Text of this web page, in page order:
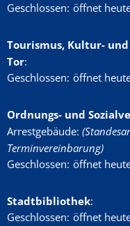
Klicken, um weitere
Geschlossen: öffnet
Tourismus, Kultur-
Tor:
Klicken, um weitere
Geschlossen: öffnet
Ordnungs- und
Arrestgebäude:
Terminvereinbarung)
Klicken, um weitere
Geschlossen: öffnet
Stadtbibliothek:
Klicken, um weitere
Geschlossen: öffnet